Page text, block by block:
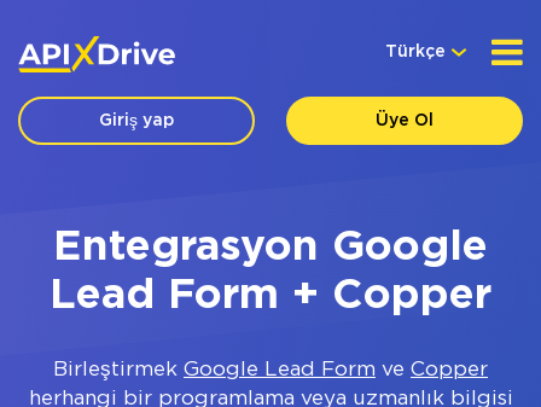
Türkçe
Giriş yap Üye Ol
Entegrasyon Google
Lead Form + Copper
Birleştirmek Google Lead Form ve Copper
herhangi bir programlama veya uzmanlık bilgisi